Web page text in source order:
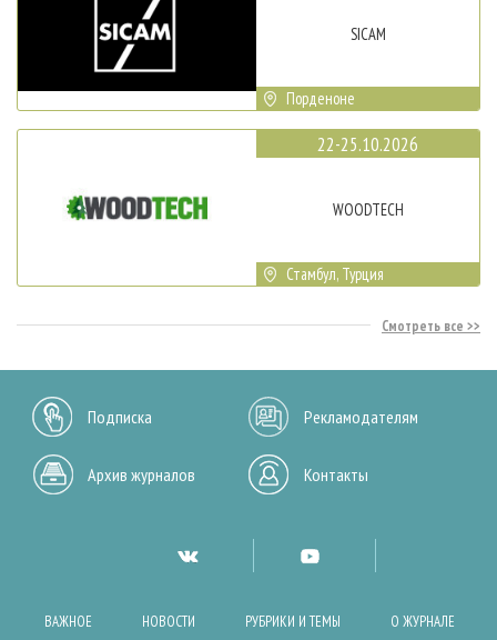
SICAM
Порденоне
22-25.10.2026
WOODTECH
Стамбул, Турция
Смотреть все
Подписка Рекламодателям
Архив журналов Контакты
ВАЖНОЕ НОВОСТИ РУБРИКИ И ТЕМЫ О ЖУРНАЛЕ